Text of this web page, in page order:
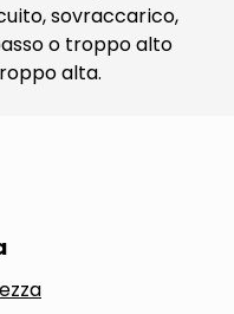
sovraccarico,
o troppo alto
alta.